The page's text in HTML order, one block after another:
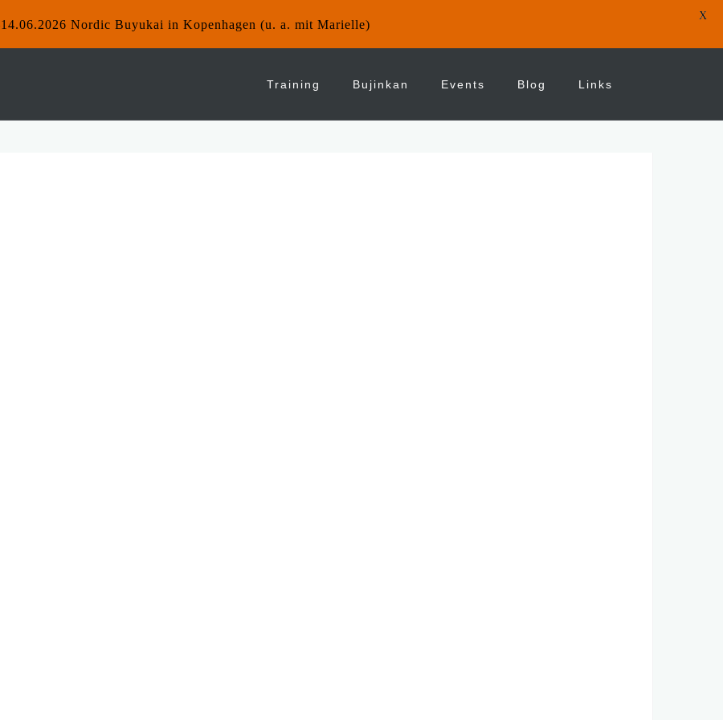
Training Bujinkan Events Blog Links
Nordic Buyukai in Kopenhagen (u. a. mit Marielle)
X